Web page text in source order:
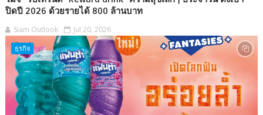
ปิดปี 2026 ด้วยรายได้ 800 ล้านบาท
Siam Outlook Jul 20, 2026
ธุรกิจ